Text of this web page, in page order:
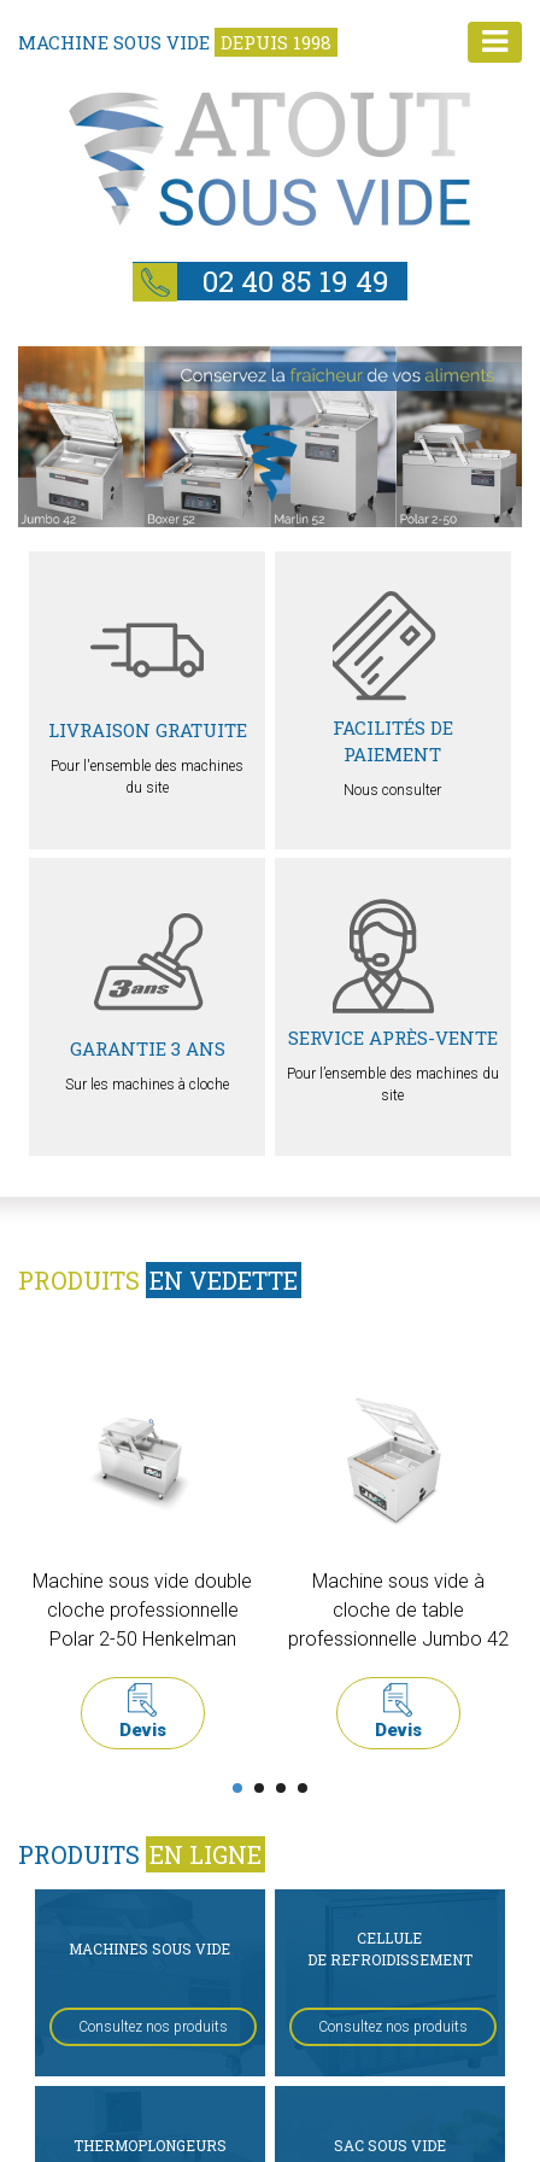
MACHINE SOUS VIDE DEPUIS 1998
02 40 85 19 49
LIVRAISON GRATUITE
Pour l'ensemble des machines
du site
FACILITÉS DE
PAIEMENT
Nous consulter
GARANTIE 3 ANS
Sur les machines à cloche
SERVICE APRÈS-VENTE
Pour l’ensemble des machines du
site
PRODUITS EN VEDETTE
Machine sous vide double
cloche professionnelle
Polar 2-50 Henkelman
Devis
Machine sous vide à
cloche de table
professionnelle Jumbo 42
Devis
PRODUITS EN LIGNE
MACHINES SOUS VIDE
Consultez nos produits
CELLULE
DE REFROIDISSEMENT
Consultez nos produits
THERMOPLONGEURS SAC SOUS VIDE